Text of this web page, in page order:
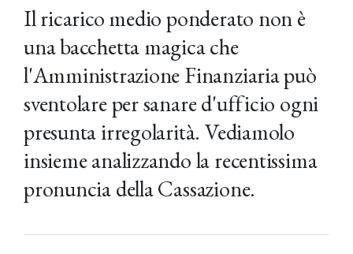
Il ricarico medio ponderato non è
una bacchetta magica che
l'Amministrazione Finanziaria può
sventolare per sanare d'ufficio ogni
presunta irregolarità. Vediamolo
insieme analizzando la recentissima
pronuncia della Cassazione.